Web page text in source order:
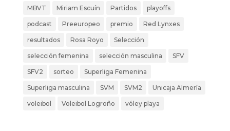
MBVT Miriam Escuín Partidos playoffs
podcast Preeuropeo premio Red Lynxes
resultados Rosa Royo Selección
selección femenina selección masculina SFV
SFV2 sorteo Superliga Femenina
Superliga masculina SVM SVM2 Unicaja Almería
voleibol Voleibol Logroño vóley playa